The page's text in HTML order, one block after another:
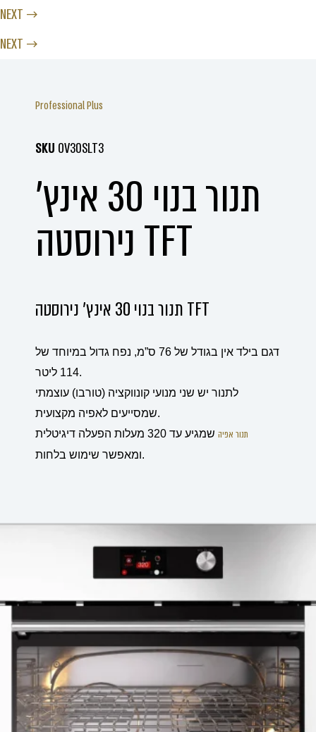
NEXT →
NEXT →
Professional Plus
SKU OV30SLT3
תנור בנוי 30 אינץ'
נירוסטה TFT
תנור בנוי 30 אינץ' נירוסטה TFT
דגם בילד אין בגודל של 76 ס”מ, נפח גדול במיוחד של
114 ליטר.
לתנור יש שני מנועי קונווקציה (טורבו) עוצמתי
שמסייעים לאפיה מקצועית.
תנור אפיה
שמגיע עד 320 מעלות הפעלה דיגיטלית
ומאפשר שימוש בלחות.